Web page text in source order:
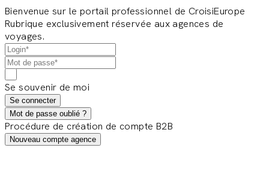
Bienvenue sur le portail professionnel de CroisiEurope
Rubrique exclusivement réservée aux agences de
voyages.
Se souvenir de moi
Se connecter
Mot de passe oublié ?
Procédure de création de compte B2B
Nouveau compte agence